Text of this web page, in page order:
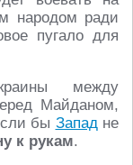
народом ради
пугало для
между
Майданом,
бы Западне
к рукам.